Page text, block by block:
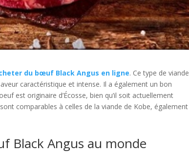
du bœuf Black Angus en ligne. Ce type de viande
caractéristique et intense. Il a également un bon
est originaire d’Écosse, bien qu’il soit actuellement
comparables à celles de la viande de Kobe, également
Black Angus au monde